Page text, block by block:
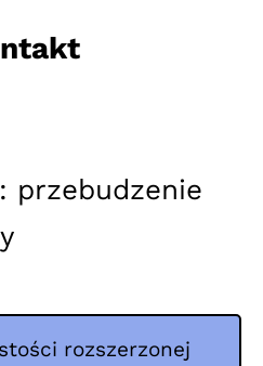
przebudzenie
rozszerzonej